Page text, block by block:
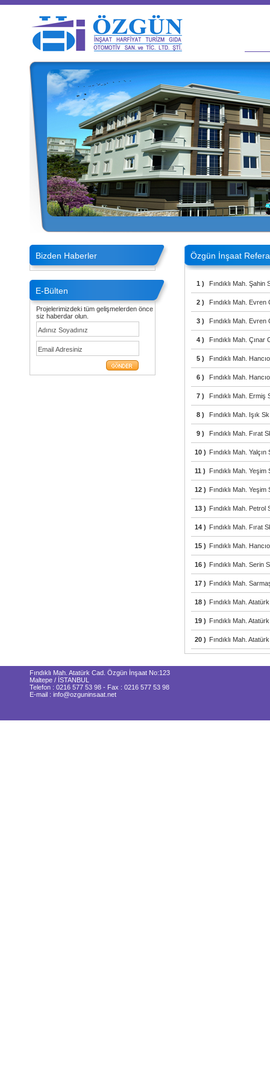
Bizden Haberler
E-Bülten
Projelerimizdeki tüm gelişmelerden önce
siz haberdar olun.
Özgün İnşaat
1 ) Fındıklı Mah. Şahin
2 ) Fındıklı Mah.
3 ) Fındıklı Mah.
4 ) Fındıklı Mah.
5 ) Fındıklı Mah.
6 ) Fındıklı Mah.
7 ) Fındıklı Mah. Ermiş
8 ) Fındıklı Mah. Işık
9 ) Fındıklı Mah. Fırat
10 ) Fındıklı Mah.
11 ) Fındıklı Mah.
12 ) Fındıklı Mah.
13 ) Fındıklı Mah. Petrol
14 ) Fındıklı Mah. Fırat
15 ) Fındıklı Mah.
16 ) Fındıklı Mah. Serin
17 ) Fındıklı Mah.
18 ) Fındıklı Mah.
19 ) Fındıklı Mah.
20 ) Fındıklı Mah.
Fındıklı Mah. Atatürk Cad. Özgün İnşaat No:123
Maltepe / İSTANBUL
Telefon : 0216 577 53 98 - Fax : 0216 577 53 98
E-mail : info@ozguninsaat.net